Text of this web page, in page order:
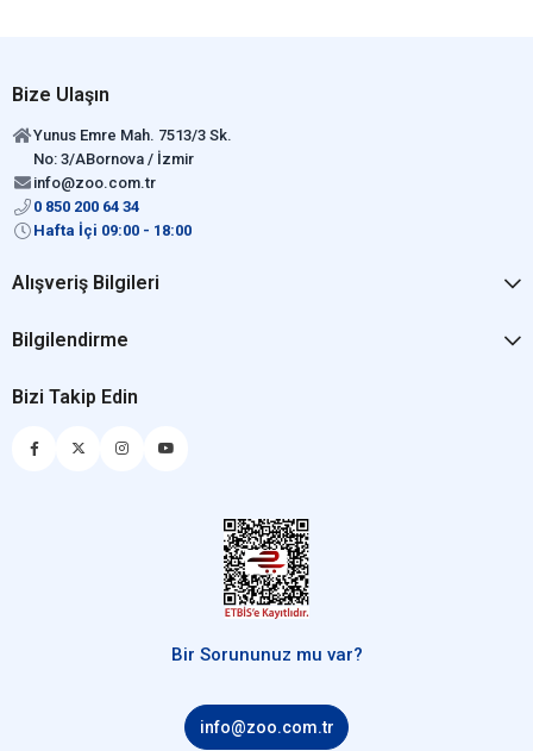
Bize Ulaşın
Yunus Emre Mah. 7513/3 Sk.
No: 3/ABornova / İzmir
info@zoo.com.tr
0 850 200 64 34
Hafta İçi 09:00 - 18:00
Alışveriş Bilgileri
Bilgilendirme
Bizi Takip Edin
Bir Sorununuz mu var?
info@zoo.com.tr